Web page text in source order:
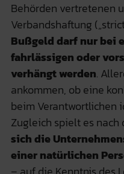
Behörden vertretenen
Verbandshaftung
Bußgeld darf nur bei
fahrlässigen oder
verhängt werden.
ankommen, ob eine
beim Verantwortlichen
Zugleich spielt es nach
sich die
einer natürlichen